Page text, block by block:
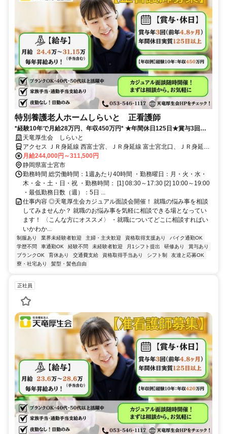
特別養護老人ホームしらいと 正看護師
*経験10年で月給28万円、年収450万円* ★年間休日125日★賞与3回
（4.8ヶ月）★ブランクOK★
天竜厚生会 しらいと
アクセス ＪＲ身延線 西富士宮、ＪＲ身延線 富士宮北口、ＪＲ身延線
源道寺西口
月給244,000円～311,500円
静岡県富士宮市
勤務時間 総労働時間：1週あたり40時間 ・勤務曜日：月・火・水・
木・金・土・日・祝 ・勤務時間： [1] 08:30～17:30 [2] 10:00～19:00
・最低勤務日数（週）：5日 ...
仕事内容 ◎天竜厚生会カジュアル面談会開催！ 就職の悩み事を相談
してみませんか？ 就職のお悩み事を気軽に相談できる場となってい
ます！ 〈こんな方にオススメ〉 ・就職についてどこに相談すればい
いかわか...
制服あり 業界未経験者歓迎 主婦・主夫歓迎 資格取得支援あり
バイク通勤OK
学歴不問
車通勤OK 経験不問 未経験者歓迎 月1シフト提出 研修あり
賞与あり
ブランクOK
育休あり 交通費支給 資格取得手当あり シフト制
友達と応募OK
寮・社宅あり
髪型・髪色自由
正社員